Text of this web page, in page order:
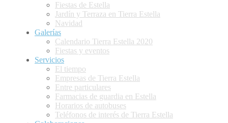
Fiestas de Estella
Jardín y Terraza en Tierra Estella
Navidad
Galerías
Calendario Tierra Estella 2020
Fiestas y eventos
Servicios
El tiempo
Empresas de Tierra Estella
Entre particulares
Farmacias de guardia en Estella
Horarios de autobuses
Teléfonos de interés de Tierra Estella